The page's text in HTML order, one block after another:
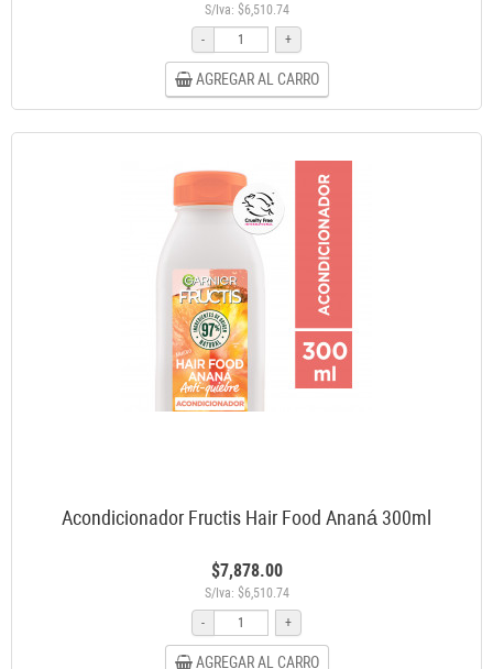
S/Iva: $6,510.74
-
+
AGREGAR AL CARRO
Acondicionador Fructis Hair Food Ananá 300ml
$7,878.00
S/Iva: $6,510.74
-
+
AGREGAR AL CARRO